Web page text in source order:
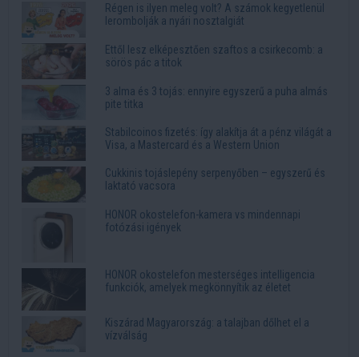
Régen is ilyen meleg volt? A számok kegyetlenül
lerombolják a nyári nosztalgiát
Ettől lesz elképesztően szaftos a csirkecomb: a
sörös pác a titok
3 alma és 3 tojás: ennyire egyszerű a puha almás
pite titka
Stabilcoinos fizetés: így alakítja át a pénz világát a
Visa, a Mastercard és a Western Union
Cukkinis tojáslepény serpenyőben – egyszerű és
laktató vacsora
HONOR okostelefon-kamera vs mindennapi
fotózási igények
HONOR okostelefon mesterséges intelligencia
funkciók, amelyek megkönnyítik az életet
Kiszárad Magyarország: a talajban dőlhet el a
vízválság